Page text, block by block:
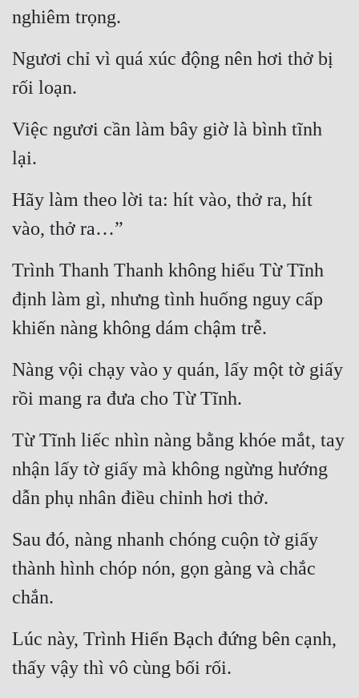
nghiêm trọng.
Ngươi chỉ vì quá xúc động nên hơi thở bị
rối loạn.
Việc ngươi cần làm bây giờ là bình tĩnh
lại.
Hãy làm theo lời ta: hít vào, thở ra, hít
vào, thở ra…”
Trình Thanh Thanh không hiểu Từ Tĩnh
định làm gì, nhưng tình huống nguy cấp
khiến nàng không dám chậm trễ.
Nàng vội chạy vào y quán, lấy một tờ giấy
rồi mang ra đưa cho Từ Tĩnh.
Từ Tĩnh liếc nhìn nàng bằng khóe mắt, tay
nhận lấy tờ giấy mà không ngừng hướng
dẫn phụ nhân điều chỉnh hơi thở.
Sau đó, nàng nhanh chóng cuộn tờ giấy
thành hình chóp nón, gọn gàng và chắc
chắn.
Lúc này, Trình Hiển Bạch đứng bên cạnh,
thấy vậy thì vô cùng bối rối.